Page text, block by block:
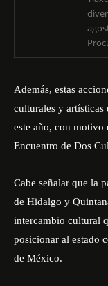
Además, estas
culturales y artísticas
este año, con motivo
Encuentro de Dos
Cabe señalar que la
de Hidalgo y
intercambio cultural
posicionar al estado
de México.